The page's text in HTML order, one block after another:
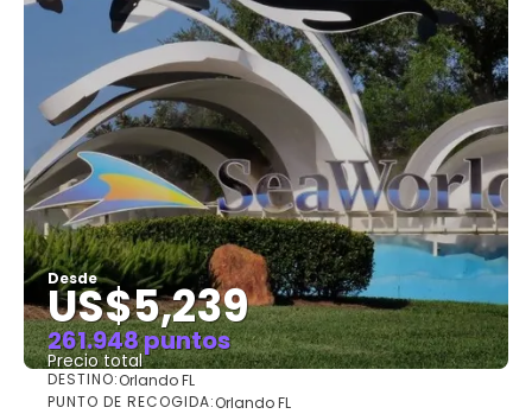
Desde
US$5,239
261.948 puntos
Precio total
Ver
DESTINO:Orlando FL
PUNTO DE RECOGIDA:Orlando FL